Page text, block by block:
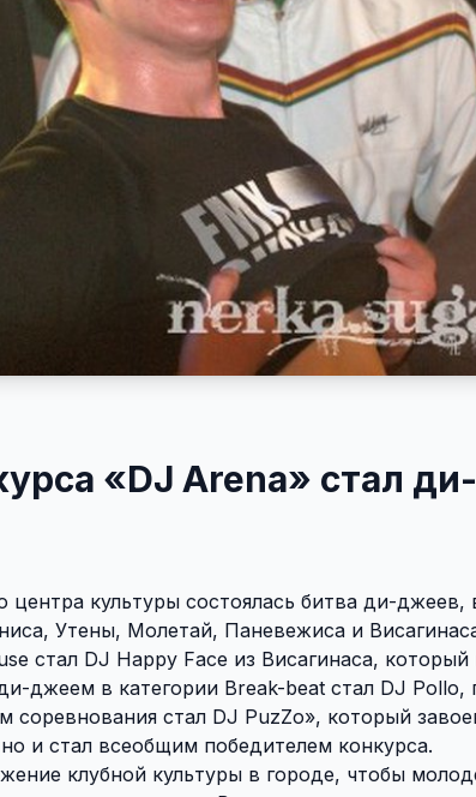
«DJ Arena» стал
центра культуры состоялась битва ди-
Утены, Молетай, Паневежиса и
стал DJ Happy Face из Висагинаса,
джеем в категории Break-beat стал DJ
стал DJ PuzZo», который
и стал всеобщим победителем конкурса.
клубной культуры в городе, чтобы